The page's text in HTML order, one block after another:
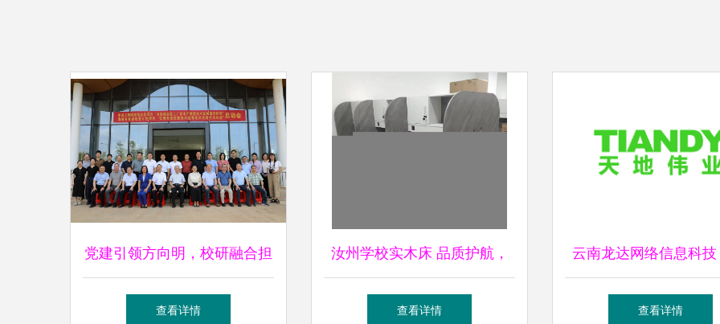
党建引领方向明，校研融合担
使命——信科牵头国家级与省
查看详情
汝州学校实木床 品质护航，
打造健康校园宿舍新典范——
查看详情
云南龙达网络信息科技
数字化转型，赋能智
查看详情